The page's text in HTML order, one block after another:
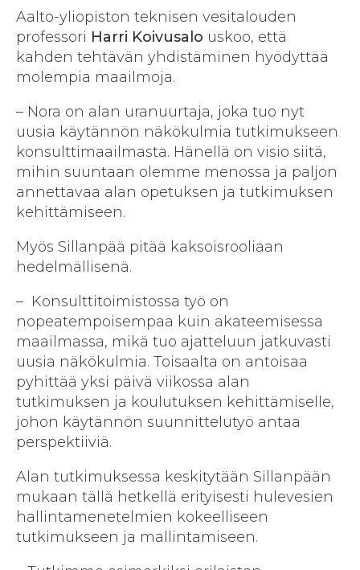
Aalto-yliopiston teknisen vesitalouden
professori Harri Koivusalo uskoo, että
kahden tehtävän yhdistäminen hyödyttää
molempia maailmoja.
– Nora on alan uranuurtaja, joka tuo nyt
uusia käytännön näkökulmia tutkimukseen
konsulttimaailmasta. Hänellä on visio siitä,
mihin suuntaan olemme menossa ja paljon
annettavaa alan opetuksen ja tutkimuksen
kehittämiseen.
Myös Sillanpää pitää kaksoisrooliaan
hedelmällisenä.
– Konsulttitoimistossa työ on
nopeatempoisempaa kuin akateemisessa
maailmassa, mikä tuo ajatteluun jatkuvasti
uusia näkökulmia. Toisaalta on antoisaa
pyhittää yksi päivä viikossa alan
tutkimuksen ja koulutuksen kehittämiselle,
johon käytännön suunnittelutyö antaa
perspektiiviä.
Alan tutkimuksessa keskitytään Sillanpään
mukaan tällä hetkellä erityisesti hulevesien
hallintamenetelmien kokeelliseen
tutkimukseen ja mallintamiseen.